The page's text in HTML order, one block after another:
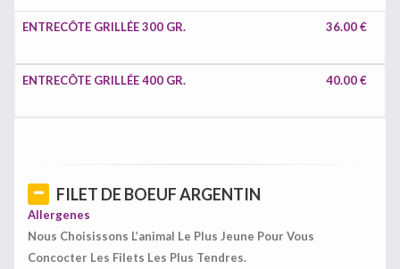
ENTRECÔTE GRILLÉE 300 GR. 36.00 €
ENTRECÔTE GRILLÉE 400 GR. 40.00 €
FILET DE BOEUF ARGENTIN
Allergenes
Nous Choisissons L’animal Le Plus Jeune Pour Vous
Concocter Les Filets Les Plus Tendres.